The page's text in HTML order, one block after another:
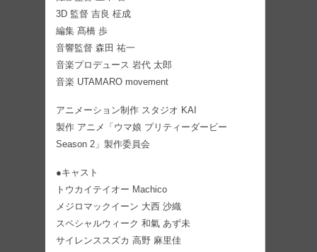
3D 監督 吉良 柾成
編集 髙橋 歩
音響監督 森田 祐一
音楽プロデュース 岩代 太郎
音楽 UTAMARO movement
アニメーション制作 スタジオ KAI
製作 アニメ「ウマ娘 プリティーダービー
Season 2」製作委員会
●キャスト
トウカイテイオー Machico
メジロマックイーン 大西 沙織
スペシャルウィーク 和氣 あず未
サイレンススズカ 高野 麻里佳